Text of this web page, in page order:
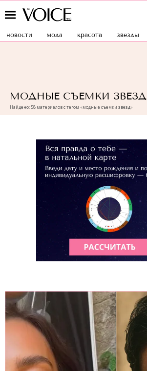
новости мода красота звезды
МОДНЫЕ СЪЕМКИ ЗВЕЗД
Найдено: 58 материалов с тегом «модные съемки звезд»